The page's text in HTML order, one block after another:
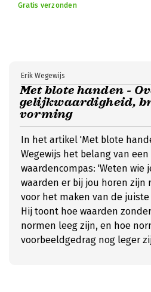
Gratis verzonden
Met blote handen -
gelijkwaardigheid,
vorming
Erik Wegewijs
In het artikel 'Met blote
Wegewijs het belang van
waardencompas: 'Weten wie
waarden er bij jou horen zijn
voor het maken van de
Hij toont hoe waarden
normen leeg zijn, en hoe
voorbeeldgedrag nog leger